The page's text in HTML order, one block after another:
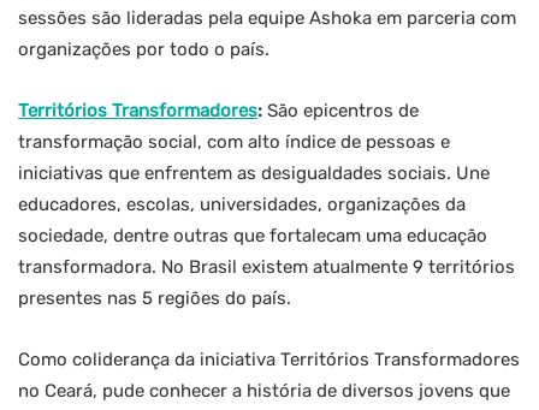
sessões são lideradas pela equipe Ashoka em parceria com
organizações por todo o país.
Territórios Transformadores: São epicentros de
transformação social, com alto índice de pessoas e
iniciativas que enfrentem as desigualdades sociais. Une
educadores, escolas, universidades, organizações da
sociedade, dentre outras que fortalecam uma educação
transformadora. No Brasil existem atualmente 9 territórios
presentes nas 5 regiões do país.
Como coliderança da iniciativa Territórios Transformadores
no Ceará, pude conhecer a história de diversos jovens que